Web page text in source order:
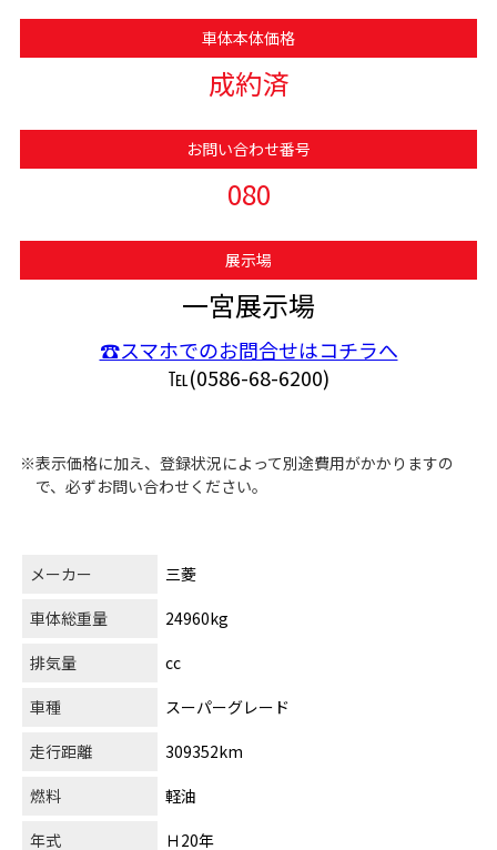
車体本体価格
成約済
お問い合わせ番号
080
展示場
一宮展示場
☎スマホでのお問合せはコチラへ
℡(0586-68-6200)
※表示価格に加え、登録状況によって別途費用がかかりますの
で、必ずお問い合わせください。
メーカー
三菱
車体総重量
24960kg
排気量
cc
車種
スーパーグレード
走行距離
309352km
燃料
軽油
年式
Ｈ20年